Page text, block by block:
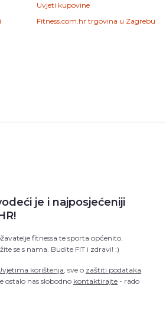
Uvjeti kupovine
Fitness.com.hr trgovina u Zagrebu
je i najposjećeniji
fitnessa te sporta općenito.
se s nama. Budite FIT i zdravi! :)
korištenja, sve o zaštiti podataka
ostalo nas slobodno kontaktirajte - rado